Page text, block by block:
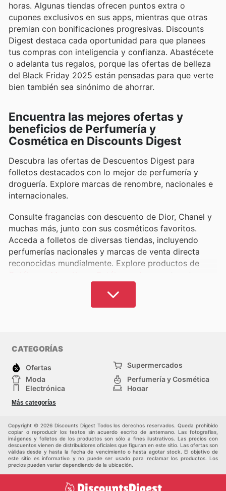
horas. Algunas tiendas ofrecen puntos extra o
cupones exclusivos en sus apps, mientras que otras
premian con bonificaciones progresivas. Discounts
Digest destaca cada oportunidad para que planees
tus compras con inteligencia y confianza. Abastécete
o adelanta tus regalos, porque las ofertas de belleza
del Black Friday 2025 están pensadas para que verte
bien también sea sinónimo de ahorrar.
Encuentra las mejores ofertas y
beneficios de Perfumería y
Cosmética en Discounts Digest
Descubra las ofertas de Descuentos Digest para
folletos destacados con lo mejor de perfumería y
droguería. Explore marcas de renombre, nacionales e
internacionales.
Consulte fragancias con descuento de Dior, Chanel y
muchas más, junto con sus cosméticos favoritos.
Acceda a folletos de diversas tiendas, incluyendo
perfumerías nacionales y marcas de venta directa
reconocidas mundialmente. Explore productos de
Hemos reunido las marcas y tiendas más populares
de España para que revise las promociones actuales
premium a precios competitivos.
Mejore su cuidado personal y apariencia con las
promociones de
Descuentos Digest. Encuentre
productos de alta calidad y obtenga sus artículos
deseados asequiblemente. Consiéntase con los
con nuevas marcas optimizando su presupuesto.
Encuentre cremas, labiales, sombras de ojos,
perfumes, jabones, vitaminas, suplementos
nutricionales y más, con descuentos en una tienda
CATEGORÍAS
Ofertas
Supermercados
Moda
Perfumería y Cosmética
Electrónica
Hogar
Deporte
Juguetes y bebés
Más categorías
Copyright © 2026 Discounts Digest Todos los derechos reservados. Queda prohibido
copiar o reproducir los textos sin acuerdo escrito de antemano. Las fotografías,
imágenes y folletos de los productos son sólo a fines ilustrativos. Las precios con
descuentos vienen de distribuidores oficiales que figuran en este sitio. Las ofertas son
válidas desde y hasta la fecha de vencimiento o hasta agotar stock. El objetivo de
este sitio es informativo y no puede ser usado para reclamar los productos. Los
precios pueden variar dependiendo de la ubicación.